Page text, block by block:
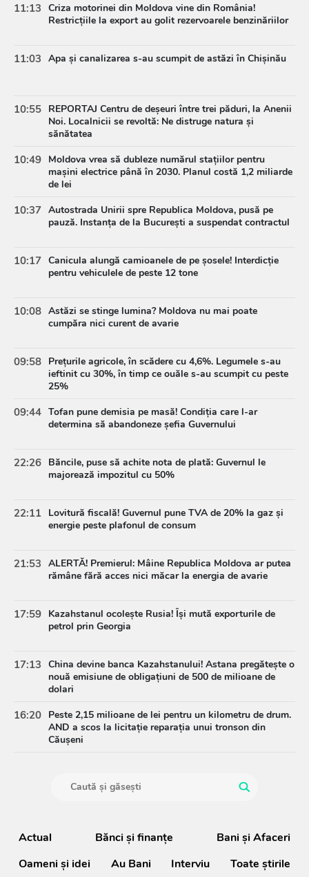
11:13 Criza motorinei din Moldova vine din România!
Restricțiile la export au golit rezervoarele benzinăriilor
11:03 Apa și canalizarea s-au scumpit de astăzi în Chișinău
10:55 REPORTAJ Centru de deșeuri între trei păduri, la Anenii
Noi. Localnicii se revoltă: Ne distruge natura și
sănătatea
10:49 Moldova vrea să dubleze numărul stațiilor pentru
mașini electrice până în 2030. Planul costă 1,2 miliarde
de lei
10:37 Autostrada Unirii spre Republica Moldova, pusă pe
pauză. Instanța de la București a suspendat contractul
10:17 Canicula alungă camioanele de pe șosele! Interdicție
pentru vehiculele de peste 12 tone
10:08 Astăzi se stinge lumina? Moldova nu mai poate
cumpăra nici curent de avarie
09:58 Prețurile agricole, în scădere cu 4,6%. Legumele s-au
ieftinit cu 30%, în timp ce ouăle s-au scumpit cu peste
25%
09:44 Tofan pune demisia pe masă! Condiția care l-ar
determina să abandoneze șefia Guvernului
22:26 Băncile, puse să achite nota de plată: Guvernul le
majorează impozitul cu 50%
22:11 Lovitură fiscală! Guvernul pune TVA de 20% la gaz și
energie peste plafonul de consum
21:53 ALERTĂ! Premierul: Mâine Republica Moldova ar putea
rămâne fără acces nici măcar la energia de avarie
17:59 Kazahstanul ocolește Rusia! Își mută exporturile de
petrol prin Georgia
17:13 China devine banca Kazahstanului! Astana pregătește o
nouă emisiune de obligațiuni de 500 de milioane de
dolari
16:20 Peste 2,15 milioane de lei pentru un kilometru de drum.
AND a scos la licitație reparația unui tronson din
Căușeni
Actual Bănci şi finanţe
Bani și Afaceri
Oameni şi idei
Au Bani Interviu Toate știrile